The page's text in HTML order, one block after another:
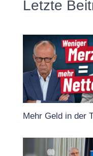
Letzte
Mehr Geld in der